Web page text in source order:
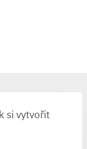
si vytvořit